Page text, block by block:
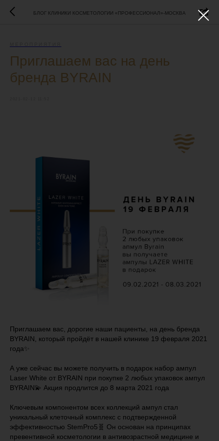
БЛОГ КЛИНИКИ КОСМЕТОЛОГИИ «ПРОФЕССИОНАЛ»-МОСКВА
Приглашаем вас на день
бренда BYRAIN
Приглашаем вас, дорогие наши пациенты, на день бренда
BYRAIN, который пройдёт в нашей клинике 19 февраля 2021
года✨
А уже сейчас вы можете получить в подарок набор ампул
Laser White от BYRAIN при покупке 2 любых упаковок ампул
BYRAIN💫 Акция продлится до 8 марта 2021 года
Ключевым компонентом всех коллекций ампул стал
уникальный клеточный комплекс с подтвержденной
эффективностью StemPro5🧬 Он основан на принципах
превентивной косметологии в антивозрастной медицине и